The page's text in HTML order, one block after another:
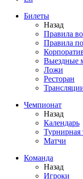
Билеты
Назад
Правила
Правила
Выездные
Ложи
Ресторан
Чемпионат
Назад
Календарь
Турнирная
Матчи
Команда
Назад
Игроки